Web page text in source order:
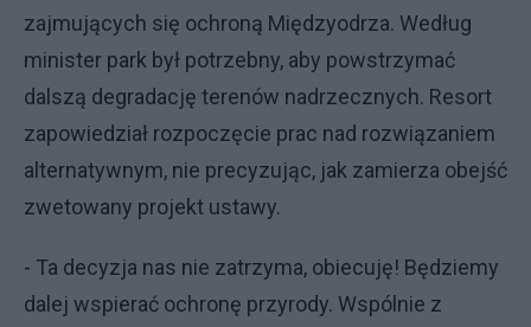
zajmujących się ochroną Międzyodrza. Według
minister park był potrzebny, aby powstrzymać
dalszą degradację terenów nadrzecznych. Resort
zapowiedział rozpoczęcie prac nad rozwiązaniem
alternatywnym, nie precyzując, jak zamierza obejść
zwetowany projekt ustawy.
- Ta decyzja nas nie zatrzyma, obiecuję! Będziemy
dalej wspierać ochronę przyrody. Wspólnie z